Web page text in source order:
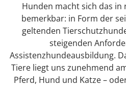
Hunden macht sich das
bemerkbar: in Form der
geltenden
steigenden
Assistenzhundeausbildung.
Tiere liegt uns zunehmend
Pferd, Hund und Katze –